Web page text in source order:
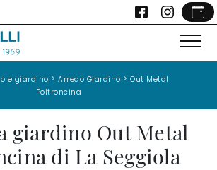
e giardino >Arredo Giardino >Out Metal
Poltroncina
giardino Out Metal
di La Seggiola